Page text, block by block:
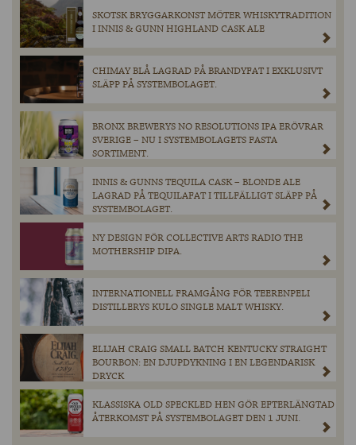
SKOTSK BRYGGARKONST MÖTER WHISKYTRADITION
I INNIS & GUNN HIGHLAND CASK ALE
CHIMAY BLÅ LAGRAD PÅ BRANDYFAT I EXKLUSIVT
SLÄPP PÅ SYSTEMBOLAGET.
BRONX BREWERYS NO RESOLUTIONS IPA ERÖVRAR
SVERIGE – NU I SYSTEMBOLAGETS FASTA
SORTIMENT.
INNIS & GUNNS TEQUILA CASK – BLONDE ALE
LAGRAD PÅ TEQUILAFAT I TILLFÄLLIGT SLÄPP PÅ
SYSTEMBOLAGET.
NY DESIGN FÖR COLLECTIVE ARTS RADIO THE
MOTHERSHIP DIPA.
INTERNATIONELL FRAMGÅNG FÖR TEERENPELI
DISTILLERYS KULO SINGLE MALT WHISKY.
ELIJAH CRAIG SMALL BATCH KENTUCKY STRAIGHT
BOURBON: EN DJUPDYKNING I EN LEGENDARISK
DRYCK
KLASSISKA OLD SPECKLED HEN GÖR EFTERLÄNGTAD
ÅTERKOMST PÅ SYSTEMBOLAGET DEN 1 JUNI.